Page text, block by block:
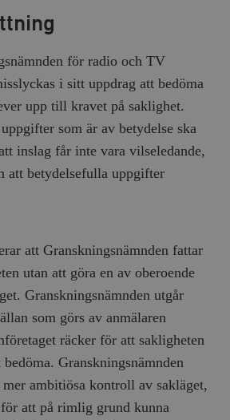
för radio och TV
i sitt uppdrag att bedöma
upp till kravet på saklighet.
som är av betydelse ska
inslag får inte vara vilseledande,
att betydelsefulla uppgifter
att Granskningsnämnden fattar
utan att göra en av oberoende
Granskningsnämnden utgår
som görs av anmälaren
räcker för att sakligheten
Granskningsnämnden
ambitiösa kontroll av sakläget,
att på rimlig grund kunna